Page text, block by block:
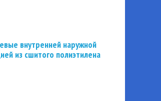
внутренней наружной
из сшитого полиэтилена